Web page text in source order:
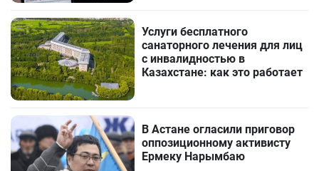
Услуги бесплатного
санаторного лечения для лиц
с инвалидностью в
Казахстане: как это работает
В Астане огласили приговор
оппозиционному активисту
Ермеку Нарымбаю